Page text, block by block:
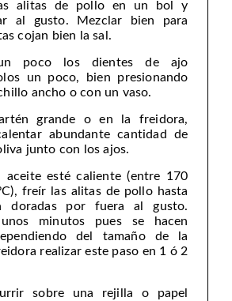
alitas de pollo en un bol y
al gusto. Mezclar bien para
cojan bien la sal.
un poco los dientes de ajo
un poco, bien presionando
ancho o con un vaso.
grande o en la freidora,
abundante cantidad de
junto con los ajos.
aceite esté caliente (entre 170
freír las alitas de pollo hasta
doradas por fuera al gusto.
unos minutos pues se hacen
del tamaño de la
realizar este paso en 1 ó 2
sobre una rejilla o papel